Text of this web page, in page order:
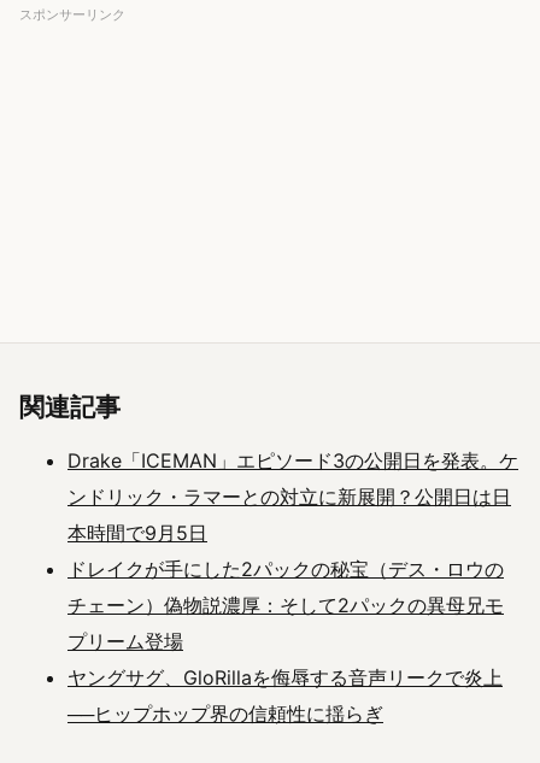
スポンサーリンク
関連記事
Drake「ICEMAN」エピソード3の公開日を発表。ケ
ンドリック・ラマーとの対立に新展開？公開日は日
本時間で9月5日
ドレイクが手にした2パックの秘宝（デス・ロウの
チェーン）偽物説濃厚：そして2パックの異母兄モ
プリーム登場
ヤングサグ、GloRillaを侮辱する音声リークで炎上
──ヒップホップ界の信頼性に揺らぎ